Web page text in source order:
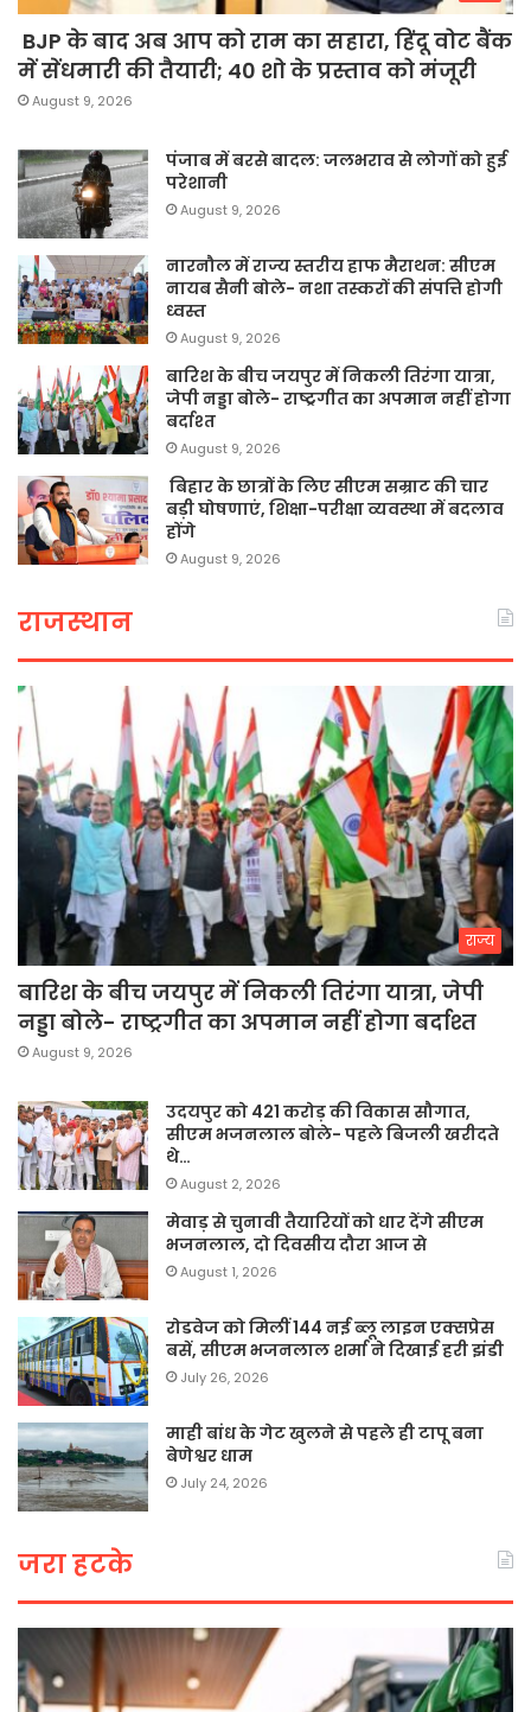
BJP के बाद अब आप को राम का सहारा, हिंदू वोट बैंक
में सेंधमारी की तैयारी; 40 शो के प्रस्ताव को मंजूरी
August 9, 2026
पंजाब में बरसे बादल: जलभराव से लोगों को हुई
परेशानी
August 9, 2026
नारनौल में राज्य स्तरीय हाफ मैराथन: सीएम
नायब सैनी बोले- नशा तस्करों की संपत्ति होगी
ध्वस्त
August 9, 2026
बारिश के बीच जयपुर में निकली तिरंगा यात्रा,
जेपी नड्डा बोले- राष्ट्रगीत का अपमान नहीं होगा
बर्दाश्त
August 9, 2026
बिहार के छात्रों के लिए सीएम सम्राट की चार
बड़ी घोषणाएं, शिक्षा-परीक्षा व्यवस्था में बदलाव
होंगे
August 9, 2026
राजस्थान
राज्य
बारिश के बीच जयपुर में निकली तिरंगा यात्रा, जेपी
नड्डा बोले- राष्ट्रगीत का अपमान नहीं होगा बर्दाश्त
August 9, 2026
उदयपुर को 421 करोड़ की विकास सौगात,
सीएम भजनलाल बोले- पहले बिजली खरीदते
थे…
August 2, 2026
मेवाड़ से चुनावी तैयारियों को धार देंगे सीएम
भजनलाल, दो दिवसीय दौरा आज से
August 1, 2026
रोडवेज को मिलीं 144 नई ब्लू लाइन एक्सप्रेस
बसें, सीएम भजनलाल शर्मा ने दिखाई हरी झंडी
July 26, 2026
माही बांध के गेट खुलने से पहले ही टापू बना
बेणेश्वर धाम
July 24, 2026
जरा हटके